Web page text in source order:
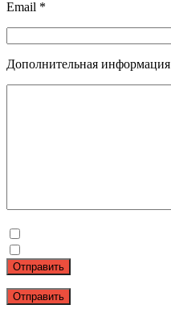
Email *
Дополнительная информация
Отправить